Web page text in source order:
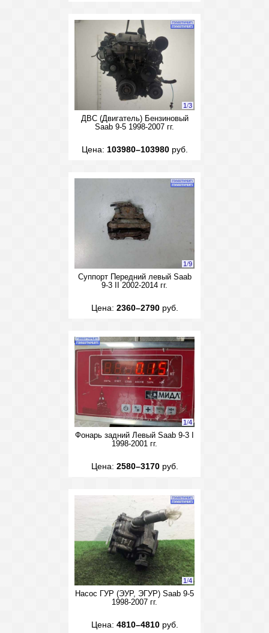
1/3
ДВС (Двигатель) Бензиновый
Saab 9-5 1998-2007 гг.
Цена: 103980–103980руб.
1/9
Суппорт Передний левый Saab
9-3 II 2002-2014 гг.
Цена: 2360–2790руб.
1/4
Фонарь задний Левый Saab 9-3 I
1998-2001 гг.
Цена: 2580–3170руб.
1/4
Насос ГУР (ЭУР, ЭГУР) Saab 9-5
1998-2007 гг.
Цена: 4810–4810руб.